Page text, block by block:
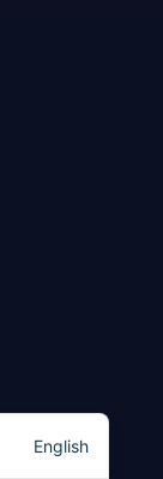
English